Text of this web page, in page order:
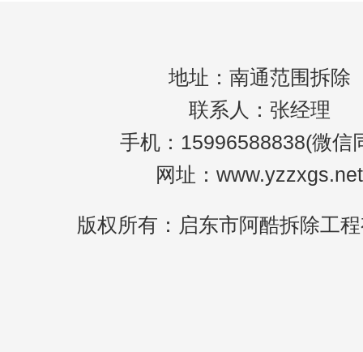
地址：南通范围拆除
联系人：张经理
手机：15996588838(微信
网址：www.yzzxgs.net
版权所有：启东市阿酷拆除工